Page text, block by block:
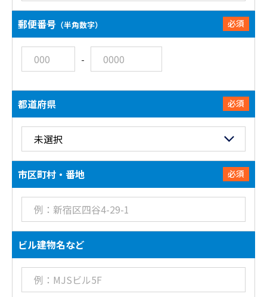
必須
郵便番号 （半角数字）
-
必須
都道府県
必須
市区町村・番地
ビル建物名など